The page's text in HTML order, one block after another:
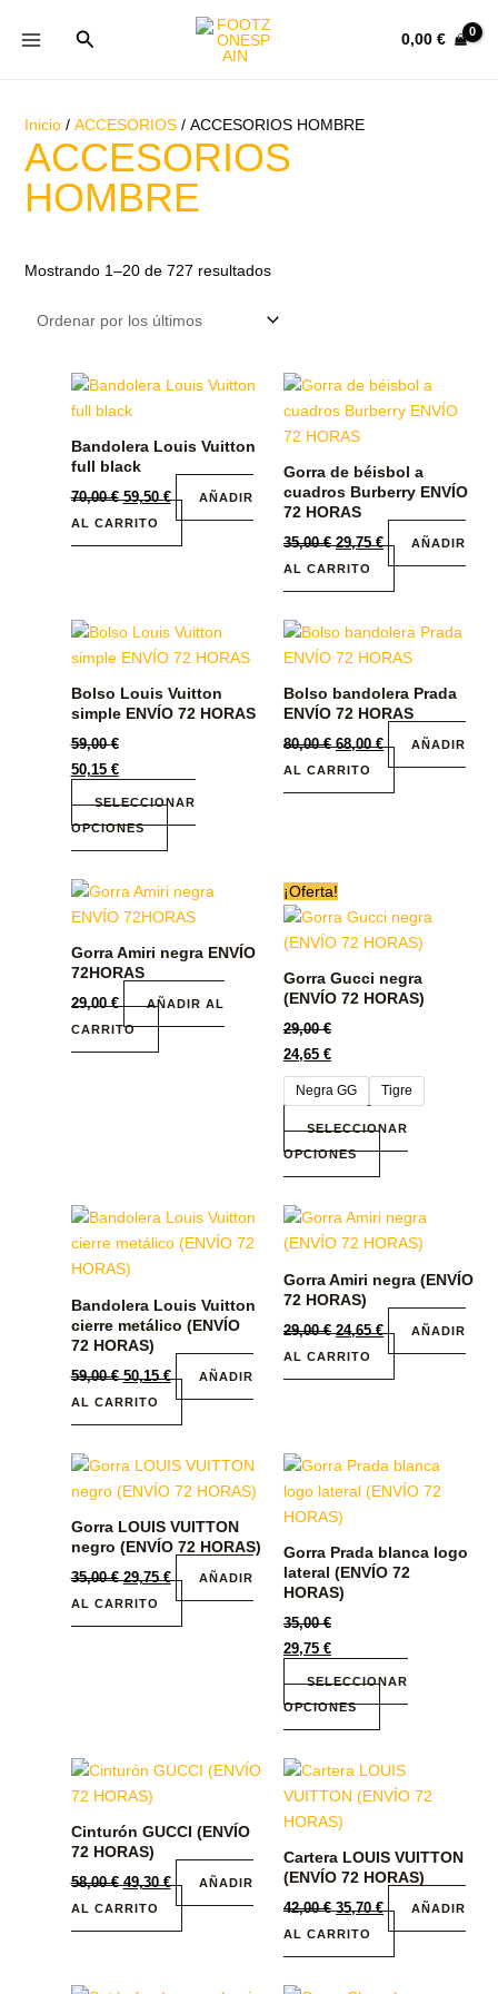
Buscar 0,00€
Inicio/ ACCESORIOS/ ACCESORIOS HOMBRE
ACCESORIOS
HOMBRE
Mostrando 1–20 de 727 resultados
por
Bandolera Louis Vuitton
full black
70,00€ 59,50€
AÑADIR
AL CARRITO
Gorra de béisbol a
cuadros Burberry ENVÍO
72 HORAS
35,00€ 29,75€
AÑADIR
AL CARRITO
Bolso Louis Vuitton
simple ENVÍO 72 HORAS
59,00€
50,15 €
SELECCIONAR
OPCIONES
Este
producto
múltiples
opciones
se
en
la
de
Bolso bandolera Prada
ENVÍO 72 HORAS
80,00€ 68,00€
AÑADIR
AL CARRITO
Gorra Amiri negra ENVÍO
72HORAS
29,00€
AÑADIR AL
CARRITO
¡Oferta!
Gorra Gucci negra
(ENVÍO 72 HORAS)
29,00€
24,65 €
Negra GG Tigre
SELECCIONAR
OPCIONES
producto
tiene
variantes.
pueden
elegir
en
de
producto
Bandolera Louis Vuitton
cierre metálico (ENVÍO
72 HORAS)
59,00€ 50,15€
AÑADIR
AL CARRITO
Gorra Amiri negra (ENVÍO
72 HORAS)
29,00€ 24,65€
AÑADIR
AL CARRITO
Gorra LOUIS VUITTON
negro (ENVÍO 72 HORAS)
35,00€ 29,75€
AÑADIR
AL CARRITO
Gorra Prada blanca logo
lateral (ENVÍO 72
HORAS)
35,00€
29,75 €
SELECCIONAR
OPCIONES
Este
producto
variantes.
página
de
Cinturón GUCCI (ENVÍO
72 HORAS)
58,00€ 49,30€
AÑADIR
AL CARRITO
Cartera LOUIS VUITTON
(ENVÍO 72 HORAS)
42,00€ 35,70€
AÑADIR
AL CARRITO